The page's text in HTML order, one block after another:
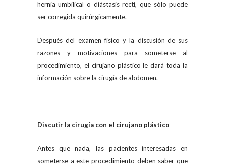
hernia umbilical o diástasis recti, que sólo puede
ser corregida quirúrgicamente.
Después del examen físico y la discusión de sus
razones y motivaciones para someterse al
procedimiento, el cirujano plástico le dará toda la
información sobre la cirugía de abdomen.
Discutir la cirugía con el cirujano plástico
Antes que nada, las pacientes interesadas en
someterse a este procedimiento deben saber que